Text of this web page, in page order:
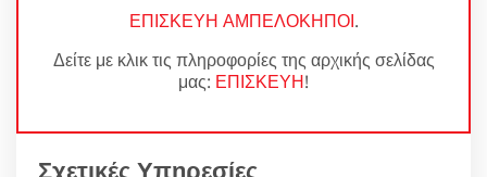
ΕΠΙΣΚΕΥΗ ΑΜΠΕΛΟΚΗΠΟΙ.
Δείτε με κλικ τις πληροφορίες της αρχικής σελίδας
μας: ΕΠΙΣΚΕΥΗ!
Σχετικές Υπηρεσίες